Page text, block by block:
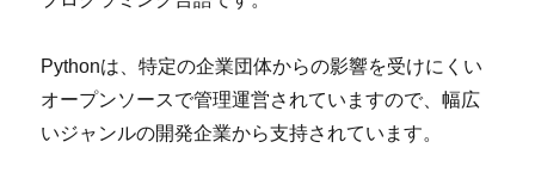
Pythonは、特定の企業団体からの影響を受けにくい
オープンソースで管理運営されていますので、幅広
いジャンルの開発企業から支持されています。